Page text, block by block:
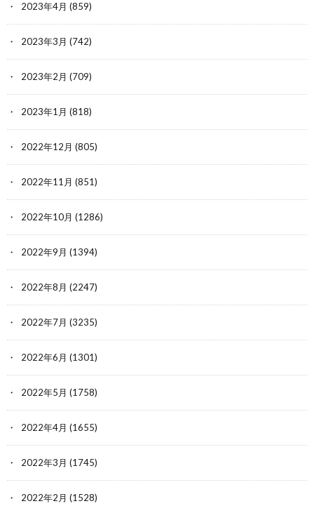
2023年4月 (859)
2023年3月 (742)
2023年2月 (709)
2023年1月 (818)
2022年12月 (805)
2022年11月 (851)
2022年10月 (1286)
2022年9月 (1394)
2022年8月 (2247)
2022年7月 (3235)
2022年6月 (1301)
2022年5月 (1758)
2022年4月 (1655)
2022年3月 (1745)
2022年2月 (1528)